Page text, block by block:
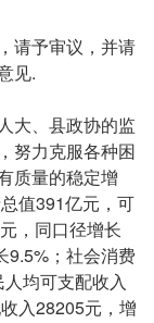
请予审议，并请
见.
大、县政协的监
努力克服各种困
质量的稳定增
值391亿元，可
，同口径增长
9.5%；社会消费
均可支配收入
入28205元，增